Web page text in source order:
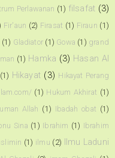
Perlawanan (1) filsafat (3)
Fir'aun (2) Firasat (1) Firaun (1)
(1) Gladiator (1) Gowa (1) grand
(1) Hamka (3) Hasan Al
(1) Hikayat (3) Hikayat Perang
(1) Hukum Akhirat (1)
Allah (1) Ibadah obat (1)
Sina (1) Ibrahim (1) Ibrahim
(1) ilmu (2)
Ilmu Laduni